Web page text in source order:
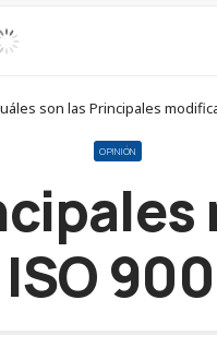
son las Principales
OPINIÓN